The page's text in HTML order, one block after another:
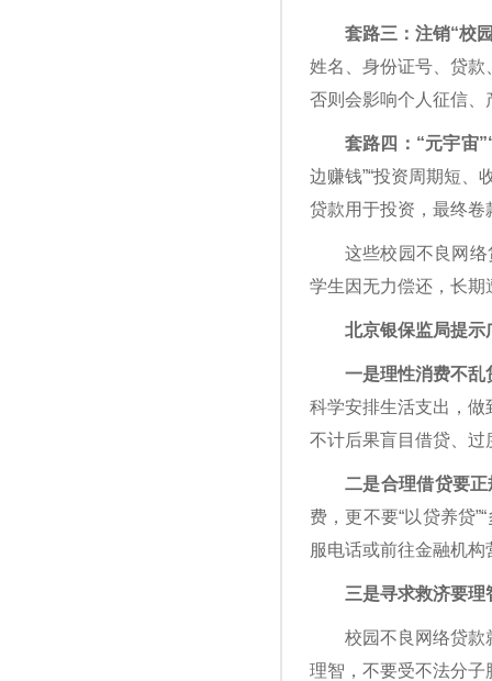
套路三：注销“校
姓名、身份证号、贷
否则会影响个人征信
套路四：“元宇宙
边赚钱”“投资周期短
贷款用于投资，最终卷
这些校园不良网络
学生因无力偿还，长
北京银保监局提示
一是理性消费不乱
科学安排生活支出，
不计后果盲目借贷、
二是合理借贷要
费，更不要“以贷养贷
服电话或前往金融机
三是寻求救济要理
校园不良网络贷款
理智，不要受不法分